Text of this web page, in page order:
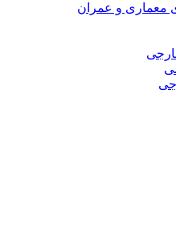
معماری و عمران